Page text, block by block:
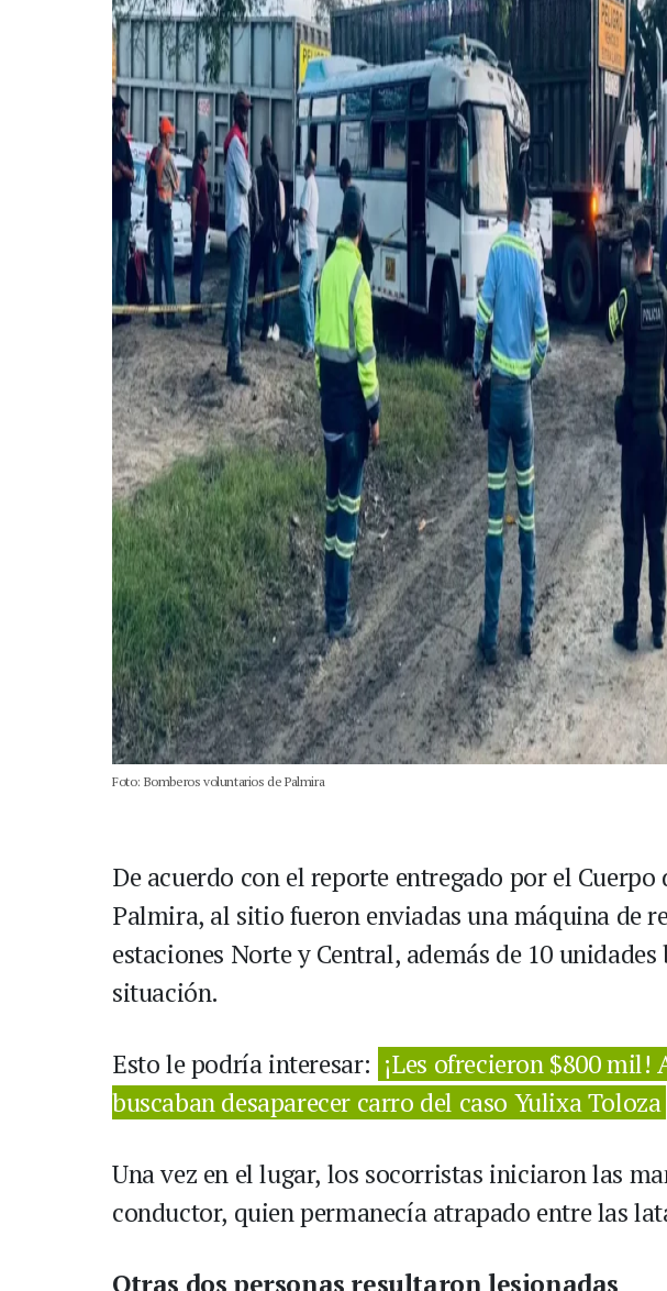
Foto: Bomberos voluntarios de Palmira
De acuerdo con el reporte entregado por el
Palmira, al sitio fueron enviadas una máquina de
estaciones Norte y Central, además de 10
situación.
Esto le podría interesar: ¡Les ofrecieron $800
buscaban desaparecer carro del caso Yulixa Toloza
Una vez en el lugar, los socorristas iniciaron las
conductor, quien permanecía atrapado entre las